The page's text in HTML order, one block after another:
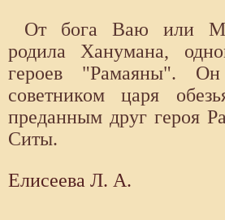
От бога Ваю или
родила Ханумана,
героев "Рамаяны".
советником царя
преданным друг героя
Ситы.
Елисеева Л. А.